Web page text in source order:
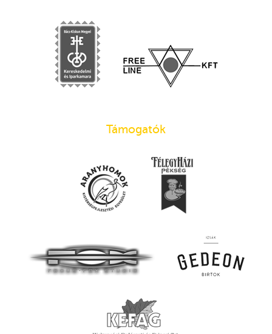
Támogatók